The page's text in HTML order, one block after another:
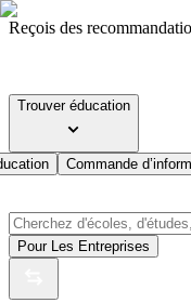
Reçois des
Trouver éducation
Commande
Pour Les Entreprises